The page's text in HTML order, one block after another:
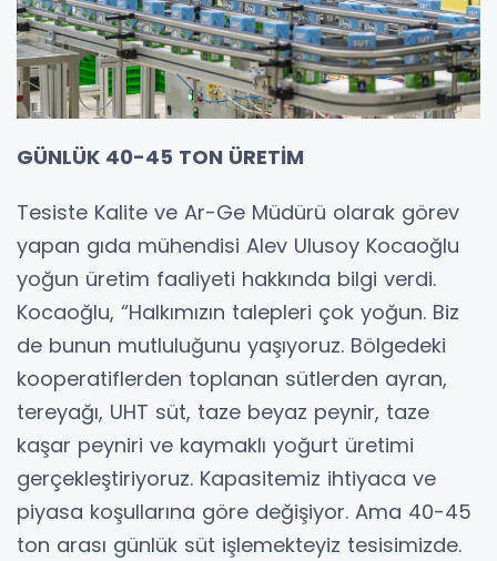
GÜNLÜK 40-45 TON ÜRETİM
Tesiste Kalite ve Ar-Ge Müdürü olarak görev
yapan gıda mühendisi Alev Ulusoy Kocaoğlu
yoğun üretim faaliyeti hakkında bilgi verdi.
Kocaoğlu, “Halkımızın talepleri çok yoğun. Biz
de bunun mutluluğunu yaşıyoruz. Bölgedeki
kooperatiflerden toplanan sütlerden ayran,
tereyağı, UHT süt, taze beyaz peynir, taze
kaşar peyniri ve kaymaklı yoğurt üretimi
gerçekleştiriyoruz. Kapasitemiz ihtiyaca ve
piyasa koşullarına göre değişiyor. Ama 40-45
ton arası günlük süt işlemekteyiz tesisimizde.